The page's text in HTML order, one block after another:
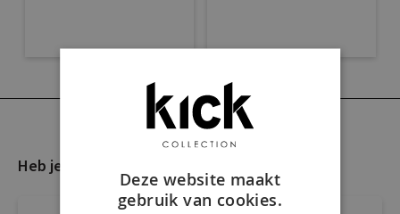
Heb je nog vragen?
Deze website maakt
gebruik van cookies.